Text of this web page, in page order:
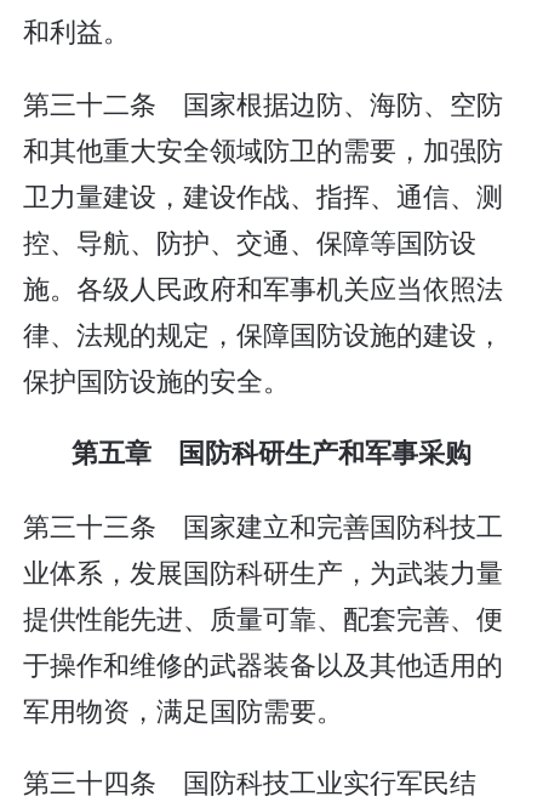
和利益。
第三十二条 国家根据边防、海防、空防
和其他重大安全领域防卫的需要，加强防
卫力量建设，建设作战、指挥、通信、测
控、导航、防护、交通、保障等国防设
施。各级人民政府和军事机关应当依照法
律、法规的规定，保障国防设施的建设，
保护国防设施的安全。
第五章 国防科研生产和军事采购
第三十三条 国家建立和完善国防科技工
业体系，发展国防科研生产，为武装力量
提供性能先进、质量可靠、配套完善、便
于操作和维修的武器装备以及其他适用的
军用物资，满足国防需要。
第三十四条 国防科技工业实行军民结